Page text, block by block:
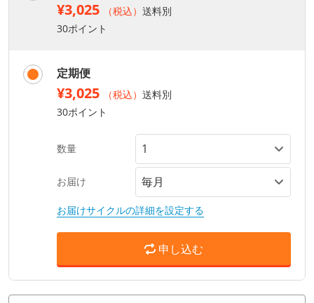
¥3,025 （税込） 送料別
30ポイント
定期便
¥3,025 （税込） 送料別
30ポイント
数量
お届け
お届けサイクルの詳細を設定する
申し込む